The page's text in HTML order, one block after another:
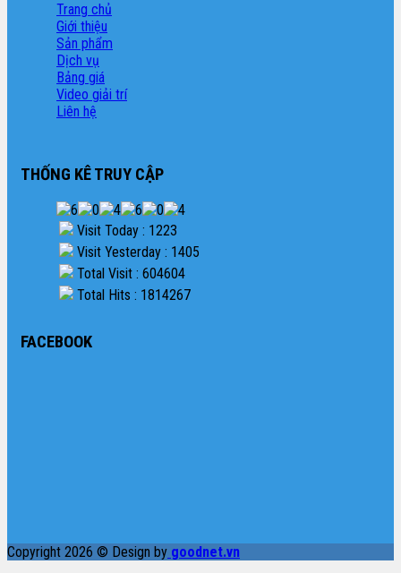
Trang chủ
Giới thiệu
Sản phẩm
Dịch vụ
Bảng giá
Video giải trí
Liên hệ
THỐNG KÊ TRUY CẬP
Visit Today : 1223
Visit Yesterday : 1405
Total Visit : 604604
Total Hits : 1814267
FACEBOOK
Copyright 2026 © Design by goodnet.vn